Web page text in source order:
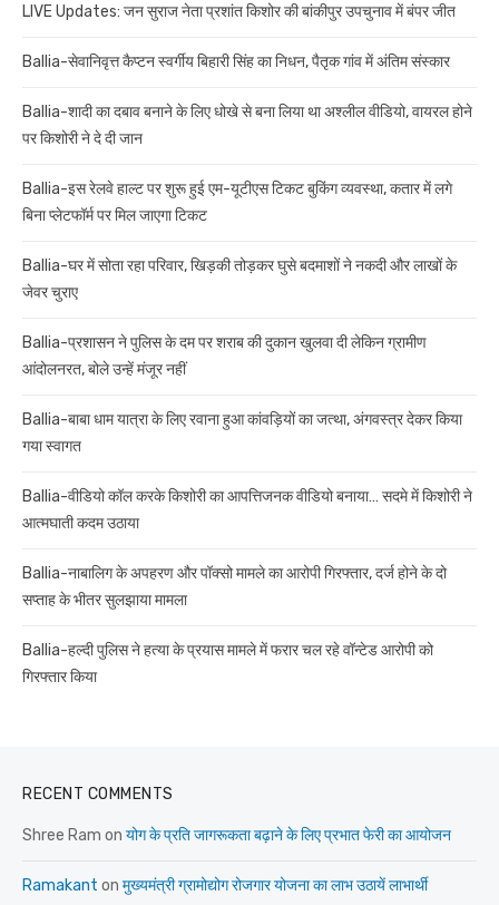
LIVE Updates: जन सुराज नेता प्रशांत किशोर की बांकीपुर उपचुनाव में बंपर जीत
Ballia-सेवानिवृत्त कैप्टन स्वर्गीय बिहारी सिंह का निधन, पैतृक गांव में अंतिम संस्कार
Ballia-शादी का दबाव बनाने के लिए धोखे से बना लिया था अश्लील वीडियो, वायरल होने
पर किशोरी ने दे दी जान
Ballia-इस रेलवे हाल्ट पर शुरू हुई एम-यूटीएस टिकट बुकिंग व्यवस्था, कतार में लगे
बिना प्लेटफॉर्म पर मिल जाएगा टिकट
Ballia-घर में सोता रहा परिवार, खिड़की तोड़कर घुसे बदमाशों ने नकदी और लाखों के
जेवर चुराए
Ballia-प्रशासन ने पुलिस के दम पर शराब की दुकान खुलवा दी लेकिन ग्रामीण
आंदोलनरत, बोले उन्हें मंजूर नहीं
Ballia-बाबा धाम यात्रा के लिए रवाना हुआ कांवड़ियों का जत्था, अंगवस्त्र देकर किया
गया स्वागत
Ballia-वीडियो कॉल करके किशोरी का आपत्तिजनक वीडियो बनाया… सदमे में किशोरी ने
आत्मघाती कदम उठाया
Ballia-नाबालिग के अपहरण और पॉक्सो मामले का आरोपी गिरफ्तार, दर्ज होने के दो
सप्ताह के भीतर सुलझाया मामला
Ballia-हल्दी पुलिस ने हत्या के प्रयास मामले में फरार चल रहे वॉन्टेड आरोपी को
गिरफ्तार किया
RECENT COMMENTS
Shree Ram on योग के प्रति जागरूकता बढ़ाने के लिए प्रभात फेरी का आयोजन
Ramakant on मुख्यमंत्री ग्रामोद्योग रोजगार योजना का लाभ उठायें लाभार्थी